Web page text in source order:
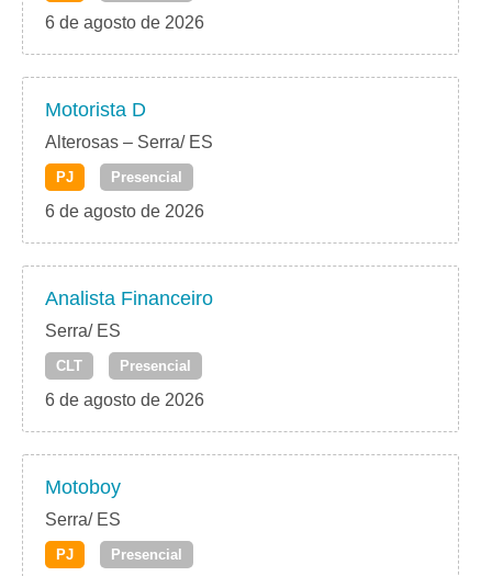
6 de agosto de 2026
Motorista D
Alterosas – Serra/ ES
PJ Presencial
6 de agosto de 2026
Analista Financeiro
Serra/ ES
CLT Presencial
6 de agosto de 2026
Motoboy
Serra/ ES
PJ Presencial